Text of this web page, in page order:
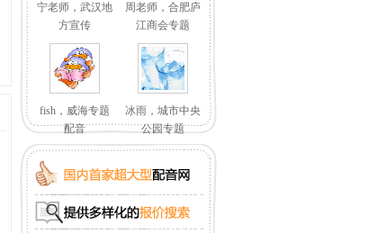
宁老师，武汉地
方宣传
周老师，合肥庐
江商会专题
fish，威海专题
配音
冰雨，城市中央
公园专题